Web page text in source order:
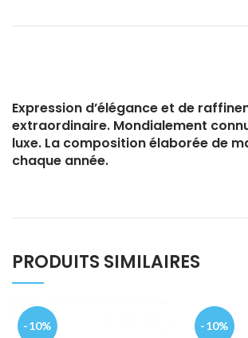
Expression d’élégance et de
extraordinaire. Mondialement
luxe. La composition élaborée de
chaque année.
PRODUITS SIMILAIRES
-10% -10%